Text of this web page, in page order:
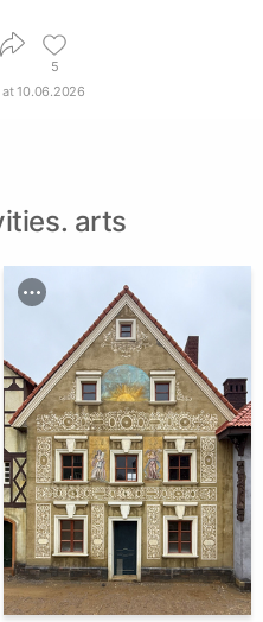
5
at10.06.2026
arts